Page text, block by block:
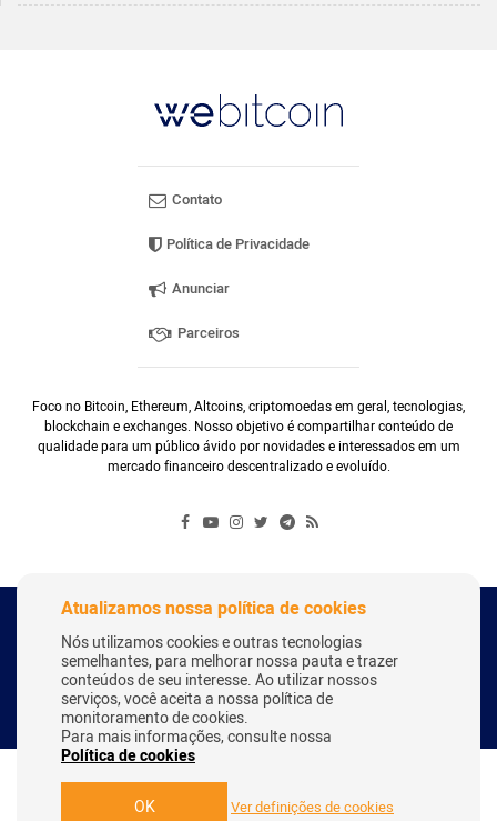
Contato
Política de Privacidade
Anunciar
Parceiros
Foco no Bitcoin, Ethereum, Altcoins, criptomoedas em geral, tecnologias,
blockchain e exchanges. Nosso objetivo é compartilhar conteúdo de
qualidade para um público ávido por novidades e interessados em um
mercado financeiro descentralizado e evoluído.
Copyright Webitcoin 2018 - Todos os Direitos Reservados
Desenvolvido por: Herick Correa
Atualizamos nossa política de cookies
Nós utilizamos cookies e outras tecnologias
semelhantes, para melhorar nossa pauta e trazer
conteúdos de seu interesse. Ao utilizar nossos
serviços, você aceita a nossa política de
monitoramento de cookies.
Para mais informações, consulte nossa
Política de cookies
OK Ver definições de cookies